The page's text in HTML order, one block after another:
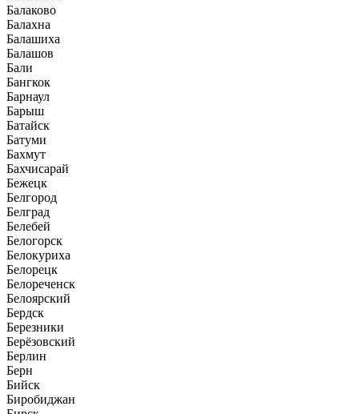
Балаково
Балахна
Балашиха
Балашов
Бали
Бангкок
Барнаул
Барыш
Батайск
Батуми
Бахмут
Бахчисарай
Бежецк
Белгород
Белград
Белебей
Белогорск
Белокуриха
Белорецк
Белореченск
Белоярский
Бердск
Березники
Берёзовский
Берлин
Берн
Бийск
Биробиджан